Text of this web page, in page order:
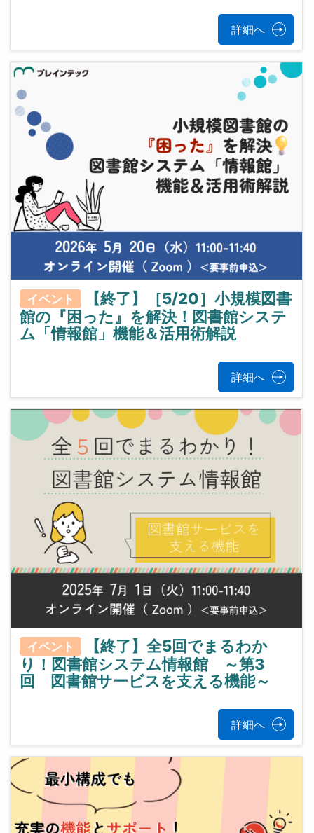
詳細へ
イベント
【終了】［5/20］小規模図書
館の『困った』を解決！図書館システ
ム「情報館」機能＆活用術解説
詳細へ
イベント
【終了】全5回でまるわか
り！図書館システム情報館 ～第3
回 図書館サービスを支える機能～
詳細へ